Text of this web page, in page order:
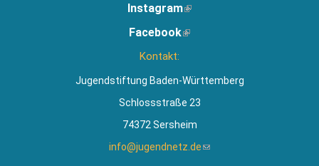
Instagram(Link
extern)
Facebook(Link
Kontakt:
Jugendstiftung Baden-Württemberg
Schlossstraße 23
74372 Sersheim
info@jugendnetz.de(Link